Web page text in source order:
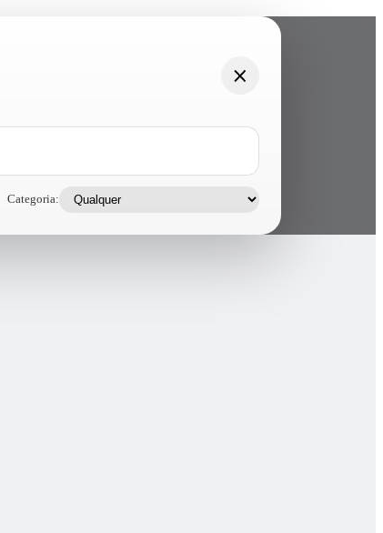
Categoria: